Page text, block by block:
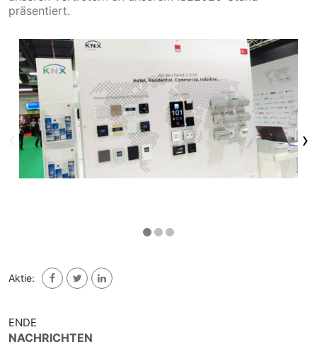
präsentiert.
›
Aktie:
ENDE
NACHRICHTEN